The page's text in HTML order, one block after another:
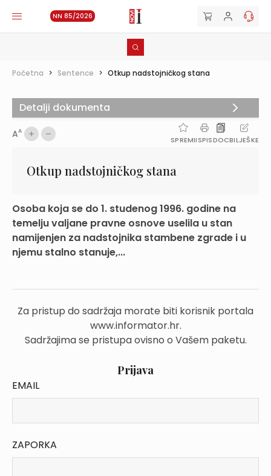
NN 85/2026
Početna > Sentence > Otkup nadstojničkog stana
AA
SPREMIISPISDOCBILJEŠKE
Otkup nadstojničkog stana
Osoba koja se do 1. studenog 1996. godine na
temelju valjane pravne osnove uselila u stan
namijenjen za nadstojnika stambene zgrade i u
njemu stalno stanuje,...
Za pristup do sadržaja morate biti korisnik portala
www.informator.hr.
Sadržajima se pristupa ovisno o Vašem paketu.
Prijava
EMAIL
ZAPORKA
Detalji dokumenta